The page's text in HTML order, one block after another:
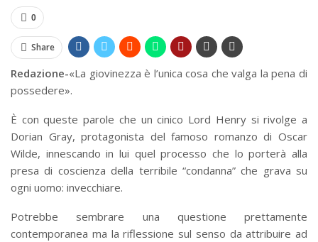
0
Share
Redazione-«La giovinezza è l’unica cosa che valga la pena di
possedere».
È con queste parole che un cinico Lord Henry si rivolge a
Dorian Gray, protagonista del famoso romanzo di Oscar
Wilde, innescando in lui quel processo che lo porterà alla
presa di coscienza della terribile “condanna” che grava su
ogni uomo: invecchiare.
Potrebbe sembrare una questione prettamente
contemporanea ma la riflessione sul senso da attribuire ad